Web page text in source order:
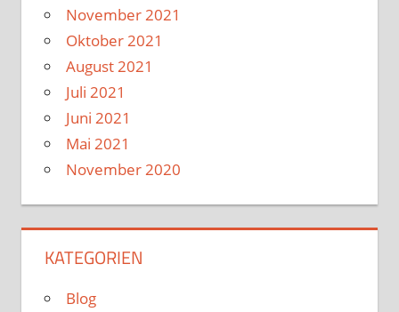
November 2021
Oktober 2021
August 2021
Juli 2021
Juni 2021
Mai 2021
November 2020
KATEGORIEN
Blog